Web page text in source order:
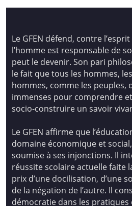
Le GFEN défend, contre
l’homme est responsable de
peut le devenir. Son pari
le fait que tous les hommes,
hommes, comme les peuples,
immenses pour comprendre
socio-construire un savoir
Le GFEN affirme que
domaine économique et
soumise à ses injonctions. Il
réussite scolaire actuelle faite
prix d’une docilisation, d’une
de la négation de l’autre. Il
démocratie dans les pratiques